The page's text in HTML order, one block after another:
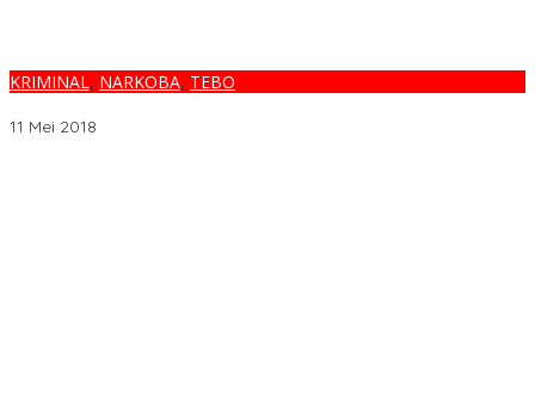
KRIMINAL, NARKOBA, TEBO
11 Mei 2018